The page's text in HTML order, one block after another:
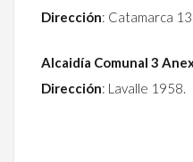
Dirección: Catamarca
Alcaidía Comunal 3
Dirección: Lavalle 1958.